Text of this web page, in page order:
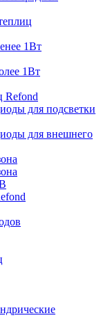
1Вт
1Вт
Refond
для подсветки
для внешнего